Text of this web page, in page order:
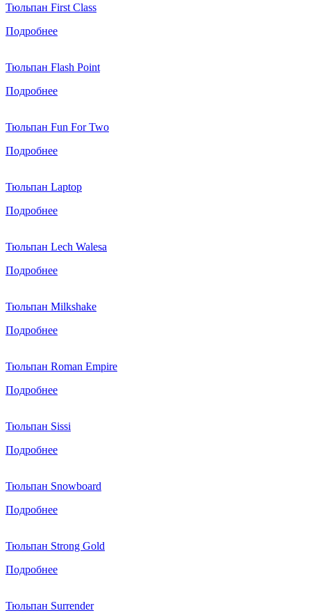
Тюльпан First Class
Подробнее
Тюльпан Flash Point
Подробнее
Тюльпан Fun For Two
Подробнее
Тюльпан Laptop
Подробнее
Тюльпан Lech Walesa
Подробнее
Тюльпан Milkshake
Подробнее
Тюльпан Roman Empire
Подробнее
Тюльпан Sissi
Подробнее
Тюльпан Snowboard
Подробнее
Тюльпан Strong Gold
Подробнее
Тюльпан Surrender